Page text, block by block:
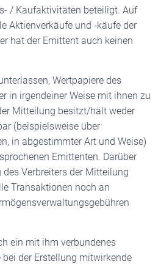
/ Kaufaktivitäten beteiligt. Auf
Aktienverkäufe und -käufe der
hat der Emittent auch keinen
Wertpapiere des
in irgendeiner Weise mit ihnen zu
Mitteilung besitzt/hält weder
(beispielsweise über
in abgestimmter Art und Weise)
Emittenten. Darüber
Verbreiters der Mitteilung
Transaktionen noch an
ein mit ihm verbundenes
der Erstellung mitwirkende